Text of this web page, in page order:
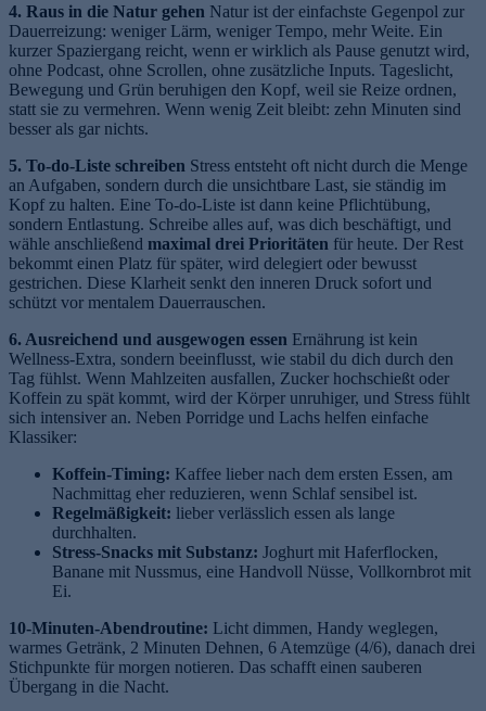
4. Raus in die Natur gehen Natur ist der einfachste Gegenpol zur
Dauerreizung: weniger Lärm, weniger Tempo, mehr Weite. Ein
kurzer Spaziergang reicht, wenn er wirklich als Pause genutzt wird,
ohne Podcast, ohne Scrollen, ohne zusätzliche Inputs. Tageslicht,
Bewegung und Grün beruhigen den Kopf, weil sie Reize ordnen,
statt sie zu vermehren. Wenn wenig Zeit bleibt: zehn Minuten sind
besser als gar nichts.
5. To-do-Liste schreiben Stress entsteht oft nicht durch die Menge
an Aufgaben, sondern durch die unsichtbare Last, sie ständig im
Kopf zu halten. Eine To-do-Liste ist dann keine Pflichtübung,
sondern Entlastung. Schreibe alles auf, was dich beschäftigt, und
wähle anschließend maximal drei Prioritäten für heute. Der Rest
bekommt einen Platz für später, wird delegiert oder bewusst
gestrichen. Diese Klarheit senkt den inneren Druck sofort und
schützt vor mentalem Dauerrauschen.
6. Ausreichend und ausgewogen essen Ernährung ist kein
Wellness-Extra, sondern beeinflusst, wie stabil du dich durch den
Tag fühlst. Wenn Mahlzeiten ausfallen, Zucker hochschießt oder
Koffein zu spät kommt, wird der Körper unruhiger, und Stress fühlt
sich intensiver an. Neben Porridge und Lachs helfen einfache
Klassiker:
Koffein-Timing: Kaffee lieber nach dem ersten Essen, am
Nachmittag eher reduzieren, wenn Schlaf sensibel ist.
Regelmäßigkeit: lieber verlässlich essen als lange
durchhalten.
Stress-Snacks mit Substanz: Joghurt mit Haferflocken,
Banane mit Nussmus, eine Handvoll Nüsse, Vollkornbrot mit
Ei.
10-Minuten-Abendroutine: Licht dimmen, Handy weglegen,
warmes Getränk, 2 Minuten Dehnen, 6 Atemzüge (4/6), danach drei
Stichpunkte für morgen notieren. Das schafft einen sauberen
Übergang in die Nacht.